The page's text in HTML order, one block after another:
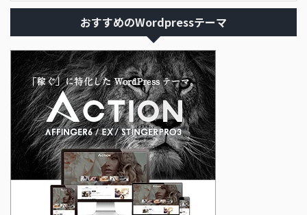
おすすめのWordpressテーマ